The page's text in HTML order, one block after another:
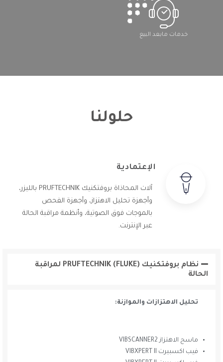
خدمات مابعد البيع
حلولنا
الإعتمادية
آلات المحاذاة بروفتكنيك PRUFTECHNIK بالليزر،
وأجهزة تحليل الاهتزاز، وأجهزة الفحص
بالموجات فوق الصوتية، وأنظمة مراقبة الحالة
عبر الإنترنت.
نظام بروفتكنيك PRUFTECHNIK (FLUKE) لمراقبة
الحالة
تحليل الاهتزازات والموازنة:
ماسح الاهتزاز VIBSCANNER2
فيب اكسبيرت VIBXPERT II